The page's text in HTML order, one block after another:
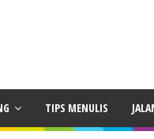
TIPS MENULIS